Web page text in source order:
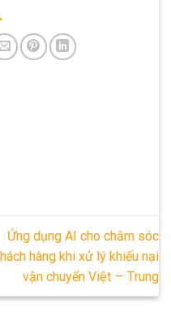
Ứng dụng AI cho chăm sóc
hàng khi xử lý khiếu nại
vận chuyển Việt – Trung